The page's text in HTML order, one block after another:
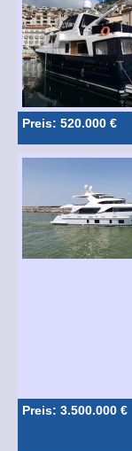
Preis: 520.000 €
Preis: 3.500.000 €